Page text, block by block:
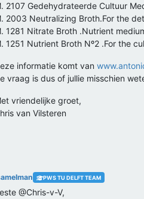
2107 Gedehydrateerde Cultuur
2003 Neutralizing Broth.For the
1281 Nitrate Broth .Nutrient
1251 Nutrient Broth Nº2 .For the
informatie komt van
vraag is dus of jullie misschien
vriendelijke groet,
van Vilsteren
PWS TU DELFT TEAM
@Chris-v-V,